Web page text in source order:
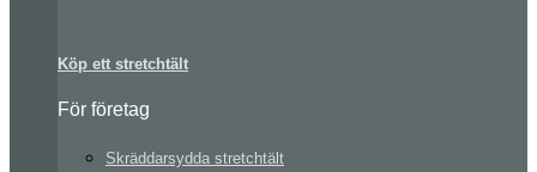
Köp ett stretchtält
För företag
Skräddarsydda stretchtält